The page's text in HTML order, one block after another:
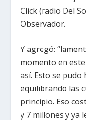
Click (radio Del
Observador.
Y agregó:
momento en este
así. Esto se
equilibrando las
principio. Eso
y 7 millones y ya